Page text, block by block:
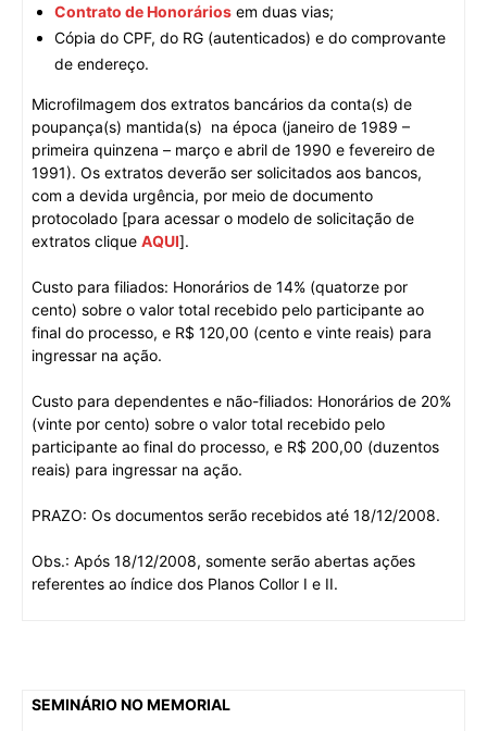
Contrato de Honorários em duas vias;
Cópia do CPF, do RG (autenticados) e do comprovante
de endereço.
Microfilmagem dos extratos bancários da conta(s) de
poupança(s) mantida(s) na época (janeiro de 1989 –
primeira quinzena – março e abril de 1990 e fevereiro de
1991). Os extratos deverão ser solicitados aos bancos,
com a devida urgência, por meio de documento
protocolado [para acessar o modelo de solicitação de
extratos clique AQUI].
Custo para filiados: Honorários de 14% (quatorze por
cento) sobre o valor total recebido pelo participante ao
final do processo, e R$ 120,00 (cento e vinte reais) para
ingressar na ação.
Custo para dependentes e não-filiados: Honorários de 20%
(vinte por cento) sobre o valor total recebido pelo
participante ao final do processo, e R$ 200,00 (duzentos
reais) para ingressar na ação.
PRAZO: Os documentos serão recebidos até 18/12/2008.
Obs.: Após 18/12/2008, somente serão abertas ações
referentes ao índice dos Planos Collor I e II.
SEMINÁRIO NO MEMORIAL